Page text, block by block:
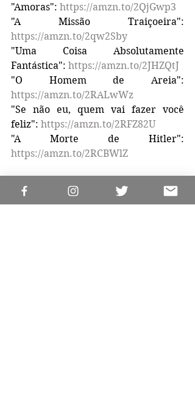
"Amoras": https://amzn.to/2QjGwp3
https://amzn.to/2qw2Sby
"Uma Coisa Absolutamente
Fantástica": https://amzn.to/2JHZQtJ
https://amzn.to/2RALwWz
"Se não eu, quem vai fazer você
feliz": https://amzn.to/2RFZ82U
https://amzn.to/2RCBWlZ